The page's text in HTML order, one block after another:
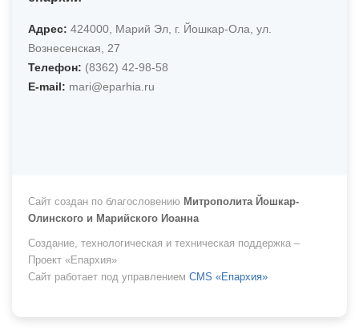
Адрес: 424000, Марий Эл, г. Йошкар-Ола, ул.
Вознесенская, 27
Телефон: (8362) 42-98-58
Е-mail: mari@eparhia.ru
Сайт создан по благословению Митрополита Йошкар-
Олинского и Марийского Иоанна
Создание, технологическая и техническая поддержка –
Проект «Епархия»
Сайт работает под управлением CMS «Епархия»